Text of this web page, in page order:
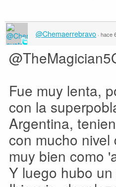
@Chemaerrebravo · hace
Fue muy lenta,
con la
Argentina,
con mucho
muy bien como
Y luego hubo